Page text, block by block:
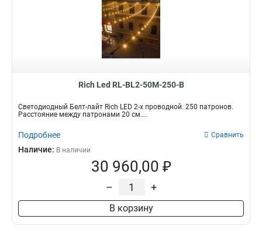
Rich Led RL-BL2-50M-250-B
Светодиодный Белт-лайт Rich LED 2-х проводной. 250 патронов.
Расстояние между патронами 20 см....
Подробнее Сравнить
Наличие: В наличии
30 960,00 ₽
– +
В корзину